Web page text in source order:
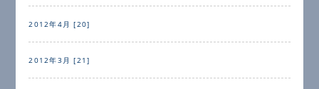
2012年4月 [20]
2012年3月 [21]